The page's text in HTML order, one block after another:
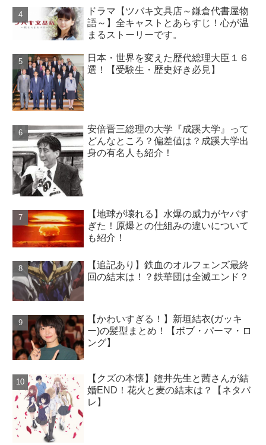
ドラマ【ツバキ文具店～鎌倉代書屋物
語～】全キャストとあらすじ！心が温
まるストーリーです。
日本・世界を変えた歴代総理大臣１６
選！【受験生・歴史好き必見】
安倍晋三総理の大学『成蹊大学』って
どんなところ？偏差値は？成蹊大学出
身の有名人も紹介！
【地球が壊れる】水爆の威力がヤバす
ぎた！原爆との仕組みの違いについて
も紹介！
【追記あり】鉄血のオルフェンズ最終
回の結末は！？鉄華団は全滅エンド？
【かわいすぎる！】新垣結衣(ガッキ
ー)の髪型まとめ！【ボブ・パーマ・ロ
ング】
【クズの本懐】鐘井先生と茜さんが結
婚END！花火と麦の結末は？【ネタバ
レ】